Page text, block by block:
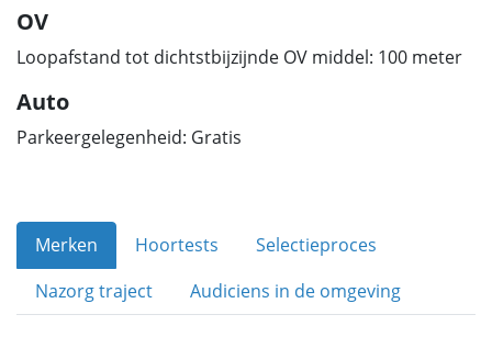
OV
Loopafstand tot dichtstbijzijnde OV middel: 100 meter
Auto
Parkeergelegenheid: Gratis
Merken Hoortests
Selectieproces
Nazorg traject
Audiciens in de omgeving